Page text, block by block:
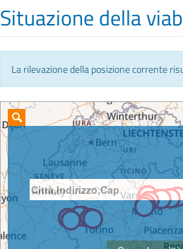
Situazione della
La rilevazione della posizione corrente